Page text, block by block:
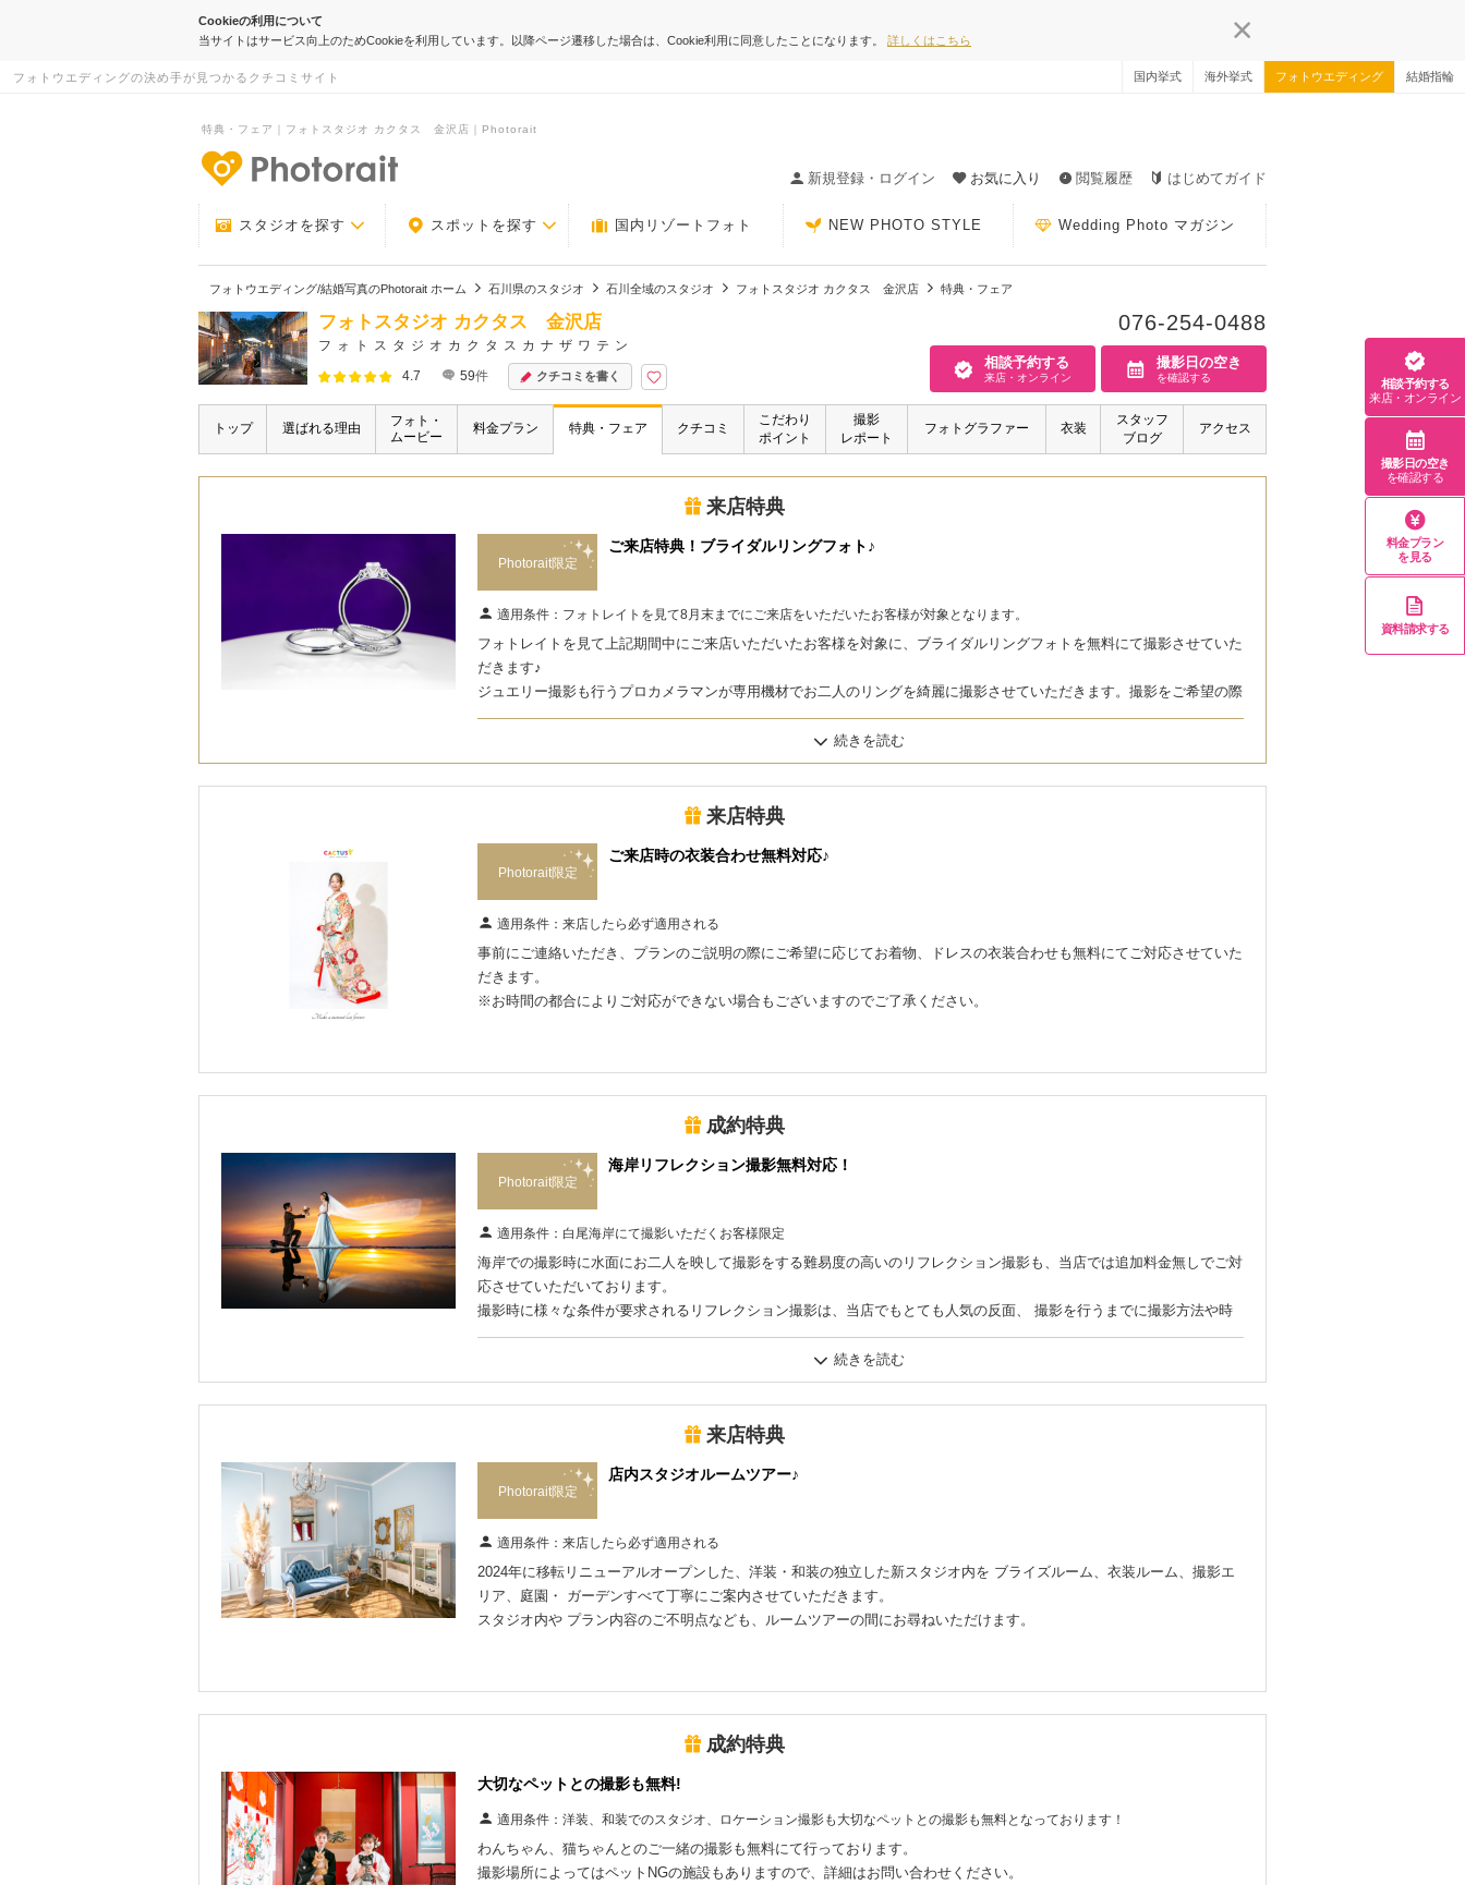
Cookieの利用について
当サイトはサービス向上のためCookieを利用しています。以降ページ遷移した場合は、Cookie利用に同意したことになります。 詳しくはこちら
フォトウエディングの決め手が見つかるクチコミサイト 国内挙式 海外挙式 フォトウエディング 結婚指輪
特典・フェア｜フォトスタジオ カクタス 金沢店｜Photorait
新規登録・ログイン
お気に入り 閲覧履歴 はじめてガイド
スタジオを探す スポットを探す 国内リゾートフォト NEW PHOTO STYLE Wedding Photo マガジン
フォトウエディング/結婚写真のPhotorait ホーム 石川県のスタジオ 石川全域のスタジオ フォトスタジオ カクタス 金沢店 特典・フェア
フォトスタジオ カクタス 金沢店
フォトスタジオカクタスカナザワテン
4.7
59件 クチコミを書く
076-254-0488
相談予約する
来店・オンライン
撮影日の空き
を確認する
トップ 選ばれる理由
フォト・
ムービー
料金プラン 特典・フェア クチコミ
こだわり
ポイント
撮影
レポート
フォトグラファー 衣装
スタッフ
ブログ
アクセス
来店特典
Photorait限定
ご来店特典！ブライダルリングフォト♪
適用条件： フォトレイトを見て8月末までにご来店をいただいたお客様が対象となります。
フォトレイトを見て上記期間中にご来店いただいたお客様を対象に、ブライダルリングフォトを無料にて撮影させていた
だきます♪
ジュエリー撮影も行うプロカメラマンが専用機材でお二人のリングを綺麗に撮影させていただきます。撮影をご希望の際
はご予約時にお伝えいただければと思います。
来店特典
Photorait限定
ご来店時の衣装合わせ無料対応♪
適用条件：来店したら必ず適用される
事前にご連絡いただき、プランのご説明の際にご希望に応じてお着物、ドレスの衣装合わせも無料にてご対応させていた
だきます。
※お時間の都合によりご対応ができない場合もございますのでご了承ください。
成約特典
Photorait限定
海岸リフレクション撮影無料対応！
適用条件： 白尾海岸にて撮影いただくお客様限定
海岸での撮影時に水面にお二人を映して撮影をする難易度の高いのリフレクション撮影も、当店では追加料金無しでご対
応させていただいております。
撮影時に様々な条件が要求されるリフレクション撮影は、当店でもとても人気の反面、 撮影を行うまでに撮影方法や時
間帯、撮影場所などの様々な条件をクリアしなければいけませんが、 当店では全国的にも珍しい海岸でのリフレクショ
来店特典
Photorait限定
店内スタジオルームツアー♪
適用条件：来店したら必ず適用される
2024年に移転リニューアルオープンした、洋装・和装の独立した新スタジオ内を ブライズルーム、衣装ルーム、撮影エ
リア、庭園・ ガーデンすべて丁寧にご案内させていただきます。
スタジオ内や プラン内容のご不明点なども、ルームツアーの間にお尋ねいただけます。
成約特典
大切なペットとの撮影も無料!
適用条件：洋装、和装でのスタジオ、ロケーション撮影も大切なペットとの撮影も無料となっております！
わんちゃん、猫ちゃんとのご一緒の撮影も無料にて行っております。
撮影場所によってはペットNGの施設もありますので、詳細はお問い合わせください。
相談予約する
来店・オンライン
撮影日の空き
を確認する
料金プラン
を見る
資料請求する